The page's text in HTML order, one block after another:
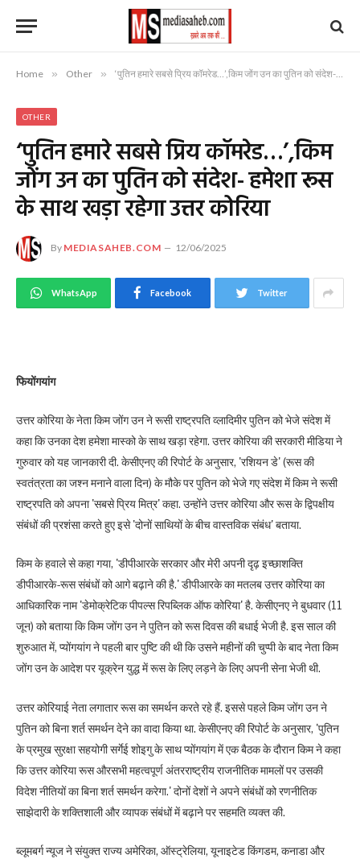
Home » Other » ‘पुतिन हमारे सबसे प्रिय कॉमरेड…’,किम जोंग उन का पुतिन को संदेश- हमेशा रूस के साथ खड़ा रहेगा उत्तर कोरिया
OTHER
‘पुतिन हमारे सबसे प्रिय कॉमरेड…’,किम
जोंग उन का पुतिन को संदेश- हमेशा रूस
के साथ खड़ा रहेगा उत्तर कोरिया
By MEDIASAHEB.COM 12/06/2025
WhatsApp Facebook Twitter
फियोंगयांग
उत्तर कोरिया के नेता किम जोंग उन ने रूसी राष्ट्रपति व्लादिमीर पुतिन को भेजे संदेश में
कहा कि उनका देश हमेशा मास्को के साथ खड़ा रहेगा. उत्तर कोरिया की सरकारी मीडिया ने
गुरुवार को यह जानकारी दी. केसीएनए की रिपोर्ट के अनुसार, 'रशियन डे' (रूस की
स्वतंत्रता का जश्न मनाने वाला दिन) के मौके पर पुतिन को भेजे गए संदेश में किम ने रूसी
राष्ट्रपति को अपना 'सबसे प्रिय मित्र' कहा. उन्होंने उत्तर कोरिया और रूस के द्विपक्षीय
संबंधों की प्रशंसा करते हुए इसे 'दोनों साथियों के बीच वास्तविक संबंध' बताया.
किम के हवाले से कहा गया, 'डीपीआरके सरकार और मेरी अपनी दृढ़ इच्छाशक्ति
डीपीआरके-रूस संबंधों को आगे बढ़ाने की है.' डीपीआरके का मतलब उत्तर कोरिया का
आधिकारिक नाम 'डेमोक्रेटिक पीपल्स रिपब्लिक ऑफ कोरिया' है. केसीएनए ने बुधवार (11
जून) को बताया कि किम जोंग उन ने पुतिन को रूस दिवस की बधाई भेजी है. इस साल की
शुरुआत में, प्योंगयांग ने पहली बार पुष्टि की थी कि उसने महीनों की चुप्पी के बाद नेता किम
जोंग उन के आदेश पर यूक्रेन युद्ध में रूस के लिए लड़ने के लिए अपनी सेना भेजी थी.
उत्तर कोरियाई नेता लगातार रूस का समर्थन करते रहे हैं. इससे पहले किम जोंग उन ने
पुतिन को बिना शर्त समर्थन देने का वादा किया था. केसीएनए की रिपोर्ट के अनुसार, 'पुतिन
के प्रमुख सुरक्षा सहयोगी सर्गेई शोइगु के साथ प्योंगयांग में एक बैठक के दौरान किम ने कहा
कि उत्तर कोरिया रूस औरसभी महत्वपूर्ण अंतरराष्ट्रीय राजनीतिक मामलों पर उसकी
विदेश नीतियों का बिना शर्त समर्थन करेगा.' दोनों देशों ने अपने संबंधों को रणनीतिक
साझेदारी के शक्तिशाली और व्यापक संबंधों में बढ़ाने पर सहमति व्यक्त की.
ब्लूमबर्ग न्यूज ने संयुक्त राज्य अमेरिका, ऑस्ट्रेलिया, यूनाइटेड किंगडम, कनाडा और